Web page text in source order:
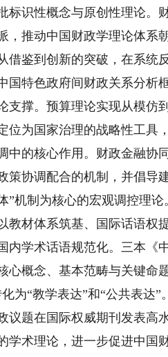
标识性概念与原创性理论。
，推动中国财政学理论体系
借鉴到创新的突破，在系统
国特色政府间财政关系分析
支撑。预算理论实现从模仿
位为国家治理的战略性工具
中的核心作用。财政金融协
策协调配合的机制，并倡导
”机制为核心的宏观调控理论
材体系筑基、国际话语权提
内学术话语规范化。三本《
心概念、基本范畴与关键命
化为“教学表达”和“公共表达
议题在国际权威期刊发表高
学术理论，进一步促进中国